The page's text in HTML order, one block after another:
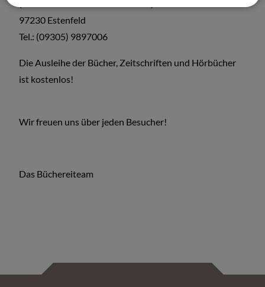
97230 Estenfeld
Tel.: (09305) 9897006
Die Ausleihe der Bücher, Zeitschriften und Hörbücher
ist kostenlos!
Wir freuen uns über jeden Besucher!
Das Büchereiteam